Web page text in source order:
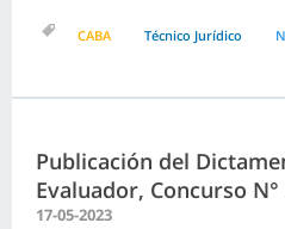
CABA Técnico Jurídico
Publicación del
Evaluador, Concurso N°
17-05-2023